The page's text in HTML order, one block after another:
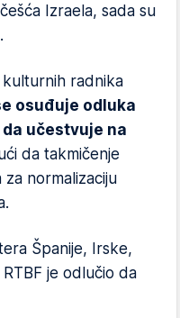
Izraela, sada su
kulturnih radnika
osuđuje odluka
učestvuje na
da takmičenje
normalizaciju
Španije, Irske,
je odlučio da